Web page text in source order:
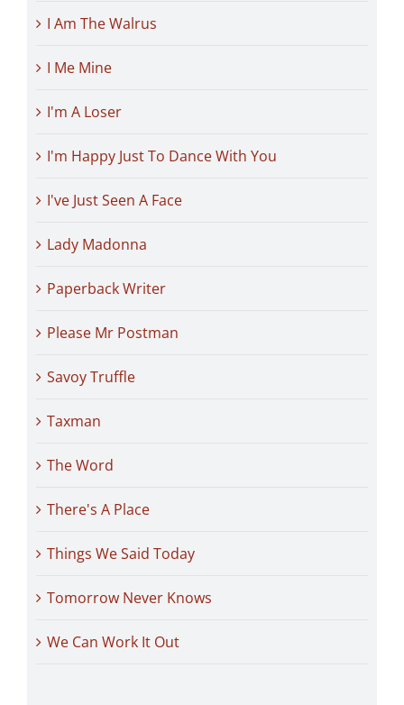
I Am The Walrus
I Me Mine
I'm A Loser
I'm Happy Just To Dance With You
I've Just Seen A Face
Lady Madonna
Paperback Writer
Please Mr Postman
Savoy Truffle
Taxman
The Word
There's A Place
Things We Said Today
Tomorrow Never Knows
We Can Work It Out